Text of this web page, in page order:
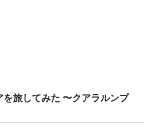
を旅してみた 〜クアラルンプ